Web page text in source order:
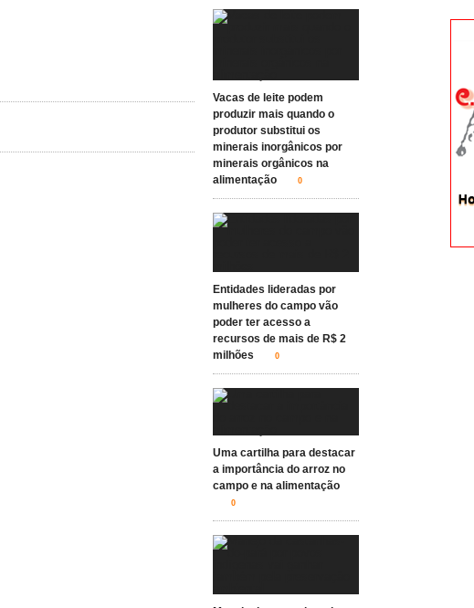
Vacas de leite podem
produzir mais quando o
produtor substitui os
minerais inorgânicos por
minerais orgânicos na
alimentação
0
Entidades lideradas por
mulheres do campo vão
poder ter acesso a
recursos de mais de R$ 2
milhões
0
Uma cartilha para destacar
a importância do arroz no
campo e na alimentação
0